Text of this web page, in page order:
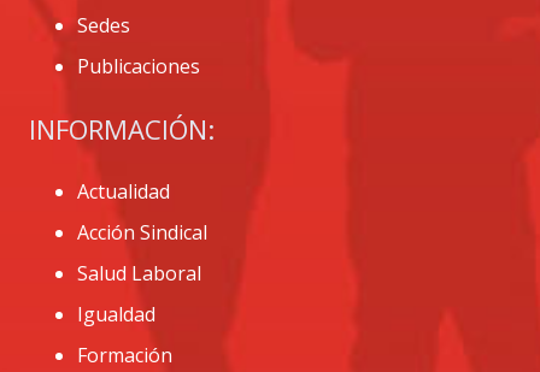
Sedes
Publicaciones
INFORMACIÓN:
Actualidad
Acción Sindical
Salud Laboral
Igualdad
Formación